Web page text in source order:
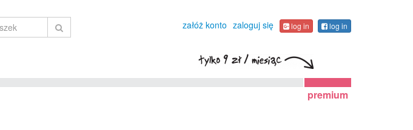
załóż konto zaloguj się log in log in
premium